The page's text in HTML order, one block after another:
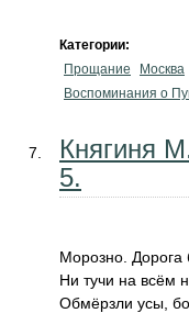
Категории:
Прощание
Москва
Воспоминания о
Княгиня
5.
Морозно. Дорога
Ни тучи на всём
Обмёрзли усы,